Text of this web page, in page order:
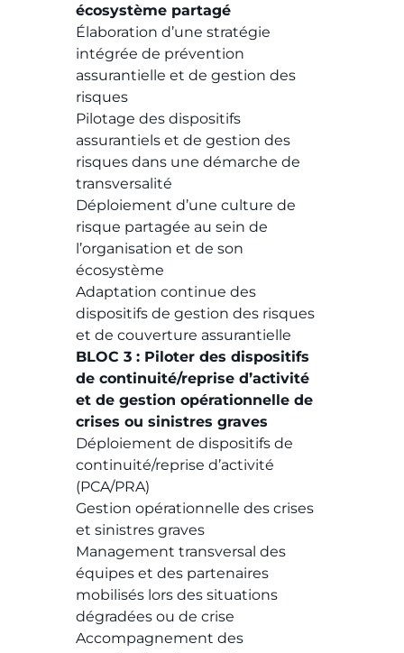
écosystème partagé
Élaboration d’une stratégie
intégrée de prévention
assurantielle et de gestion des
risques
Pilotage des dispositifs
assurantiels et de gestion des
risques dans une démarche de
transversalité
Déploiement d’une culture de
risque partagée au sein de
l’organisation et de son
écosystème
Adaptation continue des
dispositifs de gestion des risques
et de couverture assurantielle
BLOC 3 : Piloter des dispositifs
de continuité/reprise d’activité
et de gestion opérationnelle de
crises ou sinistres graves
Déploiement de dispositifs de
continuité/reprise d’activité
(PCA/PRA)
Gestion opérationnelle des crises
et sinistres graves
Management transversal des
équipes et des partenaires
mobilisés lors des situations
dégradées ou de crise
Accompagnement des